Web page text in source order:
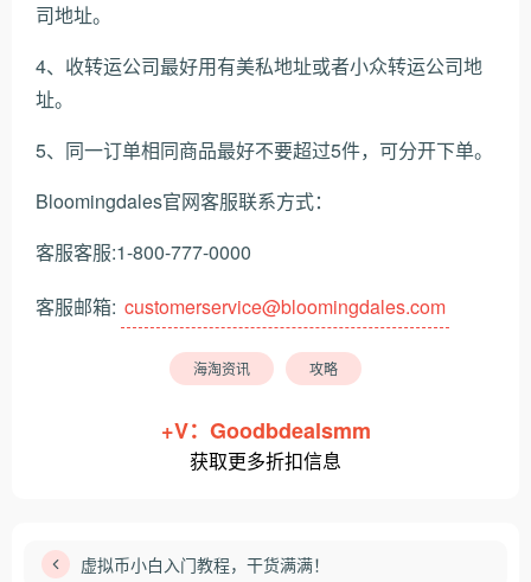
司地址。
4、收转运公司最好用有美私地址或者小众转运公司地
址。
5、同一订单相同商品最好不要超过5件，可分开下单。
Bloomingdales官网客服联系方式：
客服客服:1-800-777-0000
客服邮箱: customerservice@bloomingdales.com
海淘资讯 攻略
+V：Goodbdealsmm
获取更多折扣信息
虚拟币小白入门教程，干货满满！